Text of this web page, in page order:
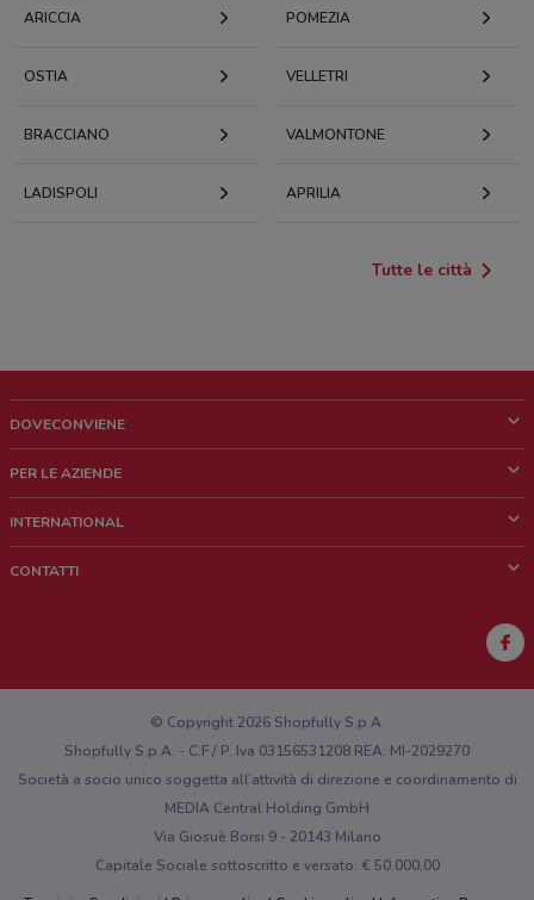
ARICCIA POMEZIA
OSTIA VELLETRI
BRACCIANO VALMONTONE
LADISPOLI APRILIA
Tutte le città
DOVECONVIENE
Chi siamo
Lavora con noi
PER LE AZIENDE
Richieste commerciali e marketing
INTERNATIONAL
CONTATTI
Hai un malfunzionamento sul web o sull'app?
© Copyright 2026 Shopfully S.p.A.
Shopfully S.p.A. - C.F / P. Iva 03156531208 REA: MI-2029270
Società a socio unico soggetta all’attività di direzione e coordinamento di
MEDIA Central Holding GmbH
Via Giosuè Borsi 9 - 20143 Milano
Capitale Sociale sottoscritto e versato: € 50.000,00